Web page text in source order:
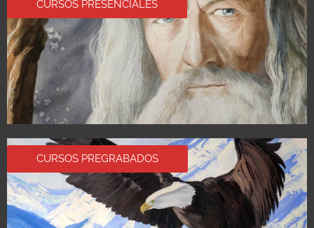
CURSOS PRESENCIALES
CURSOS PREGRABADOS